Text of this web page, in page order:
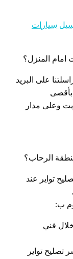
سيارات
امام المنزل؟
على البريد
بأقصى
وعلى مدار
الرحاب؟
تواير عند
ب:
فني
تصليح تواير